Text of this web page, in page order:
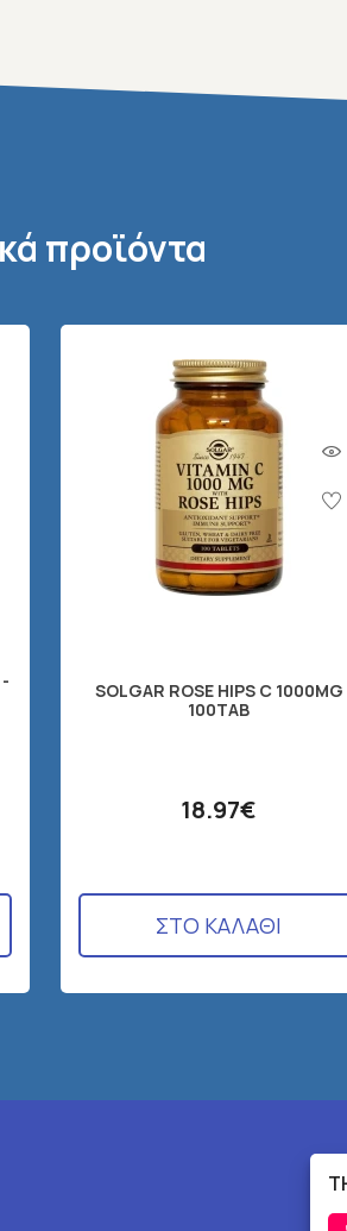
προϊόντα
SOLGAR ROSE HIPS C 1000MG
100TAB
18.97€
ΣΤΟ ΚΑΛΑΘΙ